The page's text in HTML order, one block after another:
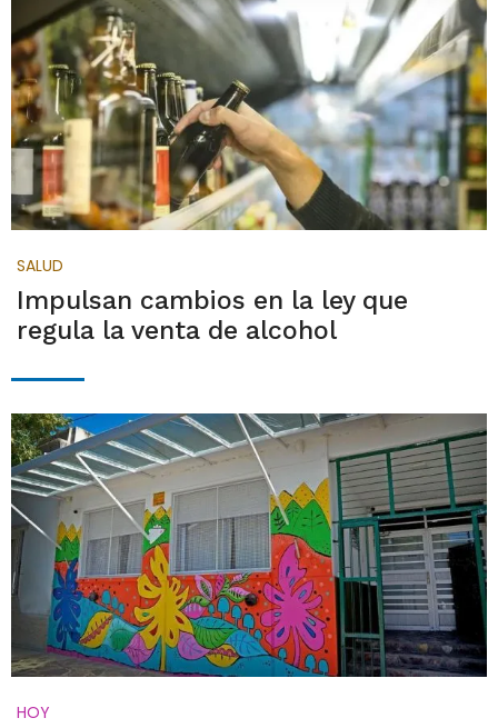
SALUD
Impulsan cambios en la ley que
regula la venta de alcohol
HOY